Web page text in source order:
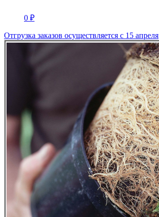
0 ₽
Отгрузка заказов осуществляется с 15 апреля